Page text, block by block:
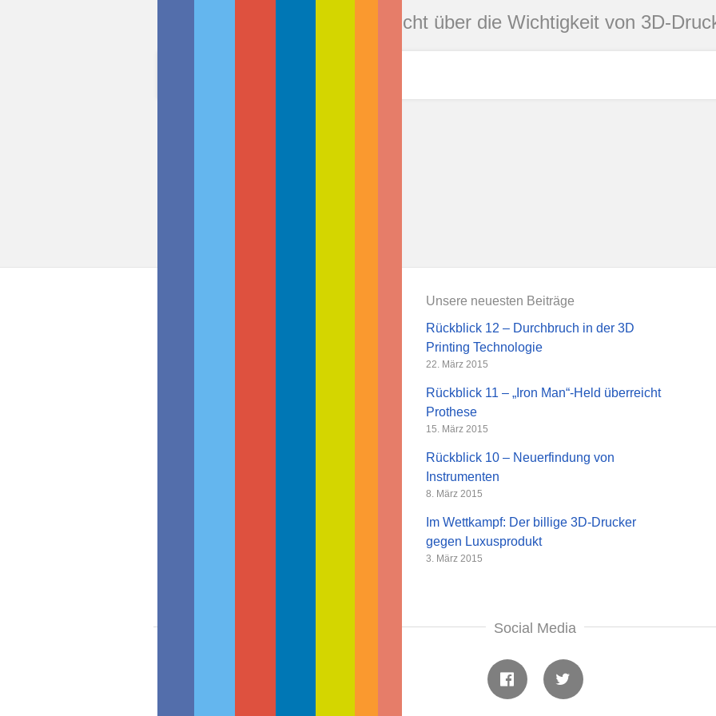
Kommentare zu "Obama spricht über die Wichtigkeit von 3D-
Unsere neuesten Beiträge
Rückblick 12 – Durchbruch in der 3D
Printing Technologie
22. März 2015
Rückblick 11 – „Iron Man“-Held überreicht
Prothese
15. März 2015
Rückblick 10 – Neuerfindung von
Instrumenten
8. März 2015
Im Wettkampf: Der billige 3D-Drucker
gegen Luxusprodukt
3. März 2015
Social Media